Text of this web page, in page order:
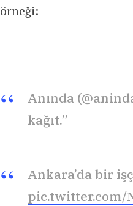
örneği:
Anında
kağıt.”
Ankara’da bir
pic.twitter.com/